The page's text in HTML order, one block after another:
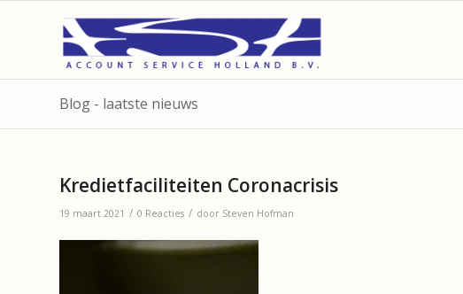
Blog - laatste nieuws
Kredietfaciliteiten Coronacrisis
19 maart 2021 / 0 Reacties / door Steven Hofman